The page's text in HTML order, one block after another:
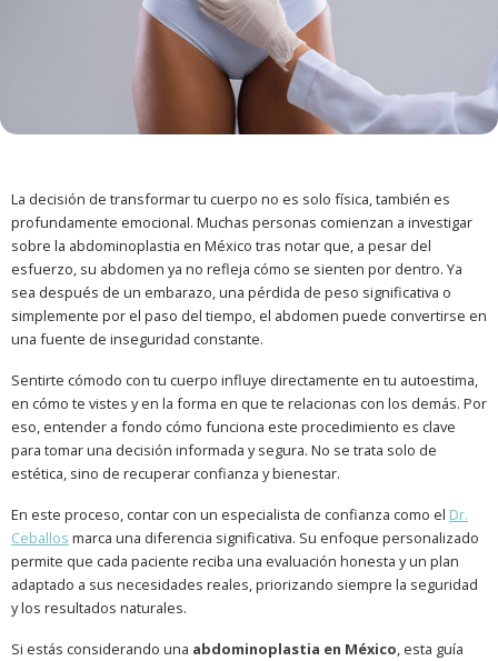
La decisión de transformar tu cuerpo no es solo física, también es
profundamente emocional. Muchas personas comienzan a investigar
sobre la abdominoplastia en México tras notar que, a pesar del
esfuerzo, su abdomen ya no refleja cómo se sienten por dentro. Ya
sea después de un embarazo, una pérdida de peso significativa o
simplemente por el paso del tiempo, el abdomen puede convertirse en
una fuente de inseguridad constante.
Sentirte cómodo con tu cuerpo influye directamente en tu autoestima,
en cómo te vistes y en la forma en que te relacionas con los demás. Por
eso, entender a fondo cómo funciona este procedimiento es clave
para tomar una decisión informada y segura. No se trata solo de
estética, sino de recuperar confianza y bienestar.
En este proceso, contar con un especialista de confianza como el Dr.
Ceballos marca una diferencia significativa. Su enfoque personalizado
permite que cada paciente reciba una evaluación honesta y un plan
adaptado a sus necesidades reales, priorizando siempre la seguridad
y los resultados naturales.
Si estás considerando una abdominoplastia en México, esta guía